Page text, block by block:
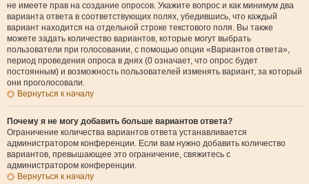
не имеете прав на создание опросов. Укажите вопрос и как минимум два
варианта ответа в соответствующих полях, убедившись, что каждый
вариант находится на отдельной строке текстового поля. Вы также
можете задать количество вариантов, которые могут выбрать
пользователи при голосовании, с помощью опции «Вариантов ответа»,
период проведения опроса в днях (0 означает, что опрос будет
постоянным) и возможность пользователей изменять вариант, за который
они проголосовали.
Вернуться к началу
Почему я не могу добавить больше вариантов ответа?
Ограничение количества вариантов ответа устанавливается
администратором конференции. Если вам нужно добавить количество
вариантов, превышающее это ограничение, свяжитесь с
администратором конференции.
Вернуться к началу